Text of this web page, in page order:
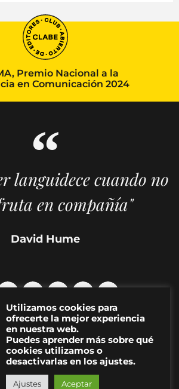
Premio Nacional a la
en Comunicación 2024
languidece cuando no
en compañía"
David Hume
| Revista de artes visuales y cultura
Política de Privacidad| Aviso Legal|Contacto
Utilizamos cookies para
ofrecerte la mejor experiencia
en nuestra web.
Puedes aprender más sobre qué
cookies utilizamos o
desactivarlas en los ajustes.
Ajustes Aceptar